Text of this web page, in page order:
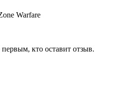
Warfare
кто оставит отзыв.